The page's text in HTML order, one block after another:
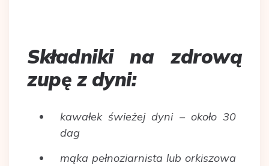
Składniki na zdrową
zupę z dyni:
kawałek świeżej dyni – około 30
dag
mąka pełnoziarnista lub orkiszowa